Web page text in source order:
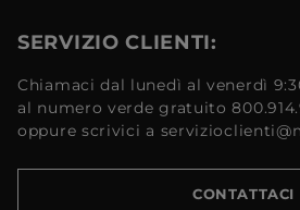
SERVIZIO CLIENTI:
Chiamaci dal lunedì al venerdì
al numero verde gratuito
oppure scrivici a
CONTATTACI